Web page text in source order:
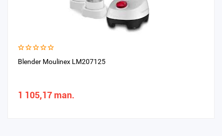
Blender Moulinex LM207125
1 105,17 man.